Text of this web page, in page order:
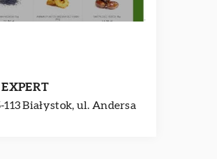
113 Białystok, ul. Andersa